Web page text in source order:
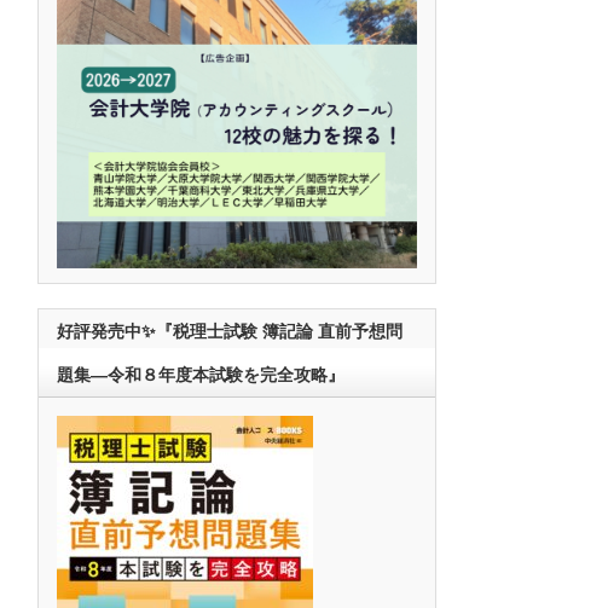
好評発売中✨『税理士試験 簿記論 直前予想問
題集―令和８年度本試験を完全攻略』